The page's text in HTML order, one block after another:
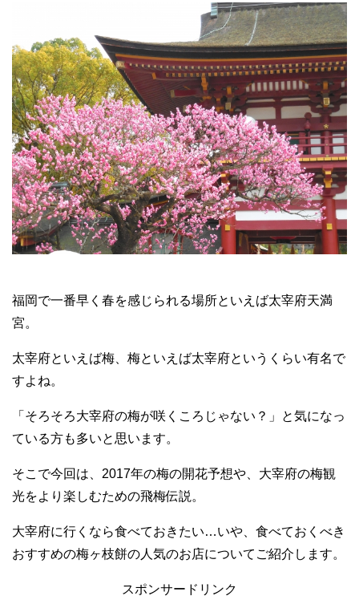
福岡で一番早く春を感じられる場所といえば太宰府天満
宮。
太宰府といえば梅、梅といえば太宰府というくらい有名で
すよね。
「そろそろ大宰府の梅が咲くころじゃない？」と気になっ
ている方も多いと思います。
そこで今回は、2017年の梅の開花予想や、大宰府の梅観
光をより楽しむための飛梅伝説。
大宰府に行くなら食べておきたい…いや、食べておくべき
おすすめの梅ヶ枝餅の人気のお店についてご紹介します。
スポンサードリンク